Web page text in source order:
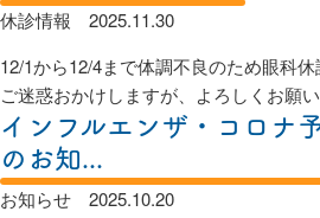
休診情報
2025.11.30
12/1から12/4まで体調不良のため眼科休
ご迷惑おかけしますが、よろしくお願い
インフルエンザ・コロナ
のお知...
お知らせ
2025.10.20